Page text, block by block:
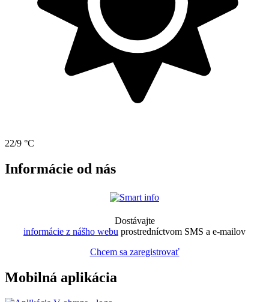
22/9 °C
Informácie od nás
Dostávajte
informácie z nášho webu prostredníctvom SMS a e-mailov
Chcem sa zaregistrovať
Mobilná aplikácia